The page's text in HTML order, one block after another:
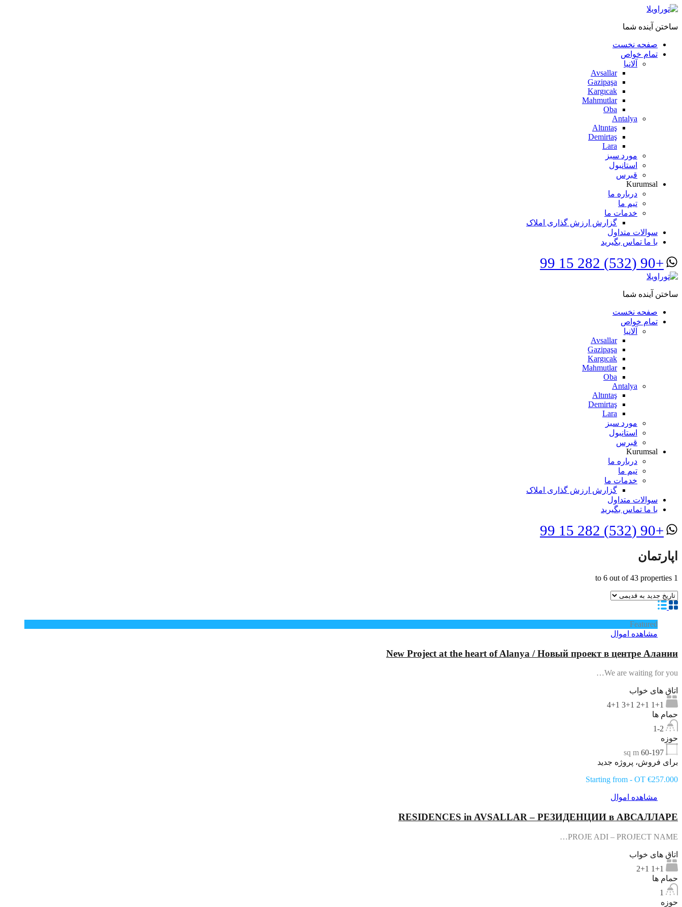
ساختن آینده شما
صفحه نخست
تمام خواص
آلانیا
Avsallar
Gazipaşa
Kargıcak
Mahmutlar
Oba
Antalya
Altıntaş
Demirtaş
Lara
مورد سبز
استانبول
قبرس
Kurumsal
درباره ما
تیم ما
خدمات ما
گزارش ارزش گذاری املاک
سوالات متداول
با ما تماس بگیرید
+90 (532) 282 15 99
ساختن آینده شما
صفحه نخست
تمام خواص
آلانیا
Avsallar
Gazipaşa
Kargıcak
Mahmutlar
Oba
Antalya
Altıntaş
Demirtaş
Lara
مورد سبز
استانبول
قبرس
Kurumsal
درباره ما
تیم ما
خدمات ما
گزارش ارزش گذاری املاک
سوالات متداول
با ما تماس بگیرید
+90 (532) 282 15 99
اپارتمان
1
to 6 out of43 properties
Featured
مشاهده اموال
New Project at the heart of Alanya / Новый проект в центре Алании
We are waiting for you…
اتاق های خواب
1+1 2+1 3+1 4+1
حمام ها
1-2
حوزه
60-197
sq m
برای فروش، پروژه جدید
Starting from - OT €257.000
مشاهده اموال
RESIDENCES in AVSALLAR – РЕЗИДЕНЦИИ в АВСАЛЛАРЕ
PROJE ADI – PROJECT NAME…
اتاق های خواب
1+1 2+1
حمام ها
1
حوزه